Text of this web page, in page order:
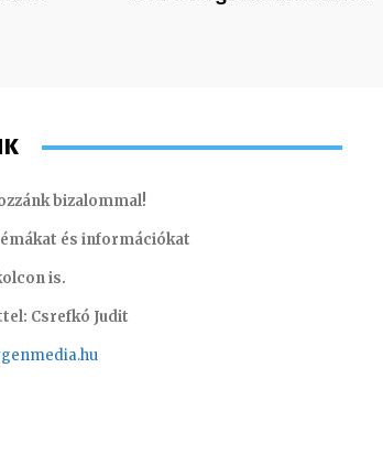
bizalommal!
és információkat
is.
Csrefkó Judit
nmedia.hu